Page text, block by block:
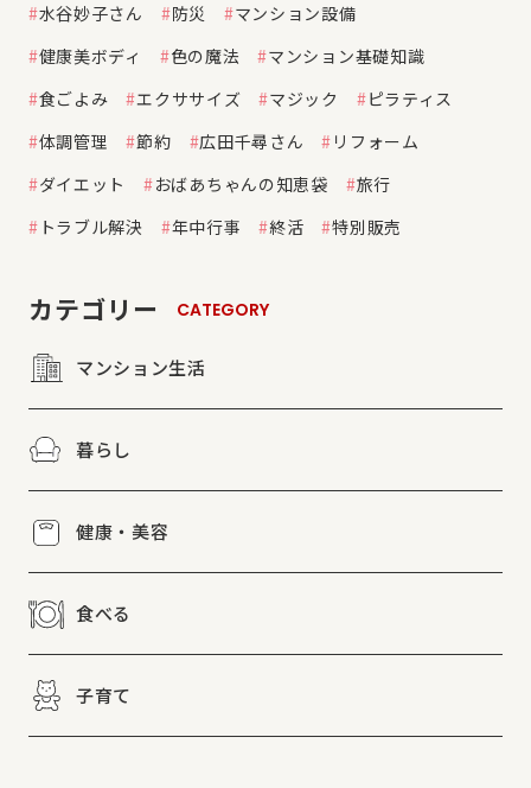
水谷妙子さん
防災
マンション設備
健康美ボディ
色の魔法
マンション基礎知識
食ごよみ
エクササイズ マジック
ピラティス
体調管理
節約 広田千尋さん
リフォーム
ダイエット
おばあちゃんの知恵袋
旅行
トラブル解決
年中行事 終活 特別販売
カテゴリー CATEGORY
マンション生活
暮らし
健康・美容
食べる
子育て